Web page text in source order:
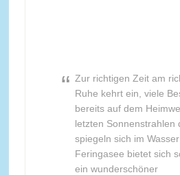
Zur richtigen Zeit am
Ruhe kehrt ein, viele
bereits auf dem
letzten Sonnenstrahlen
spiegeln sich im
Feringasee bietet sich
ein wunderschöner